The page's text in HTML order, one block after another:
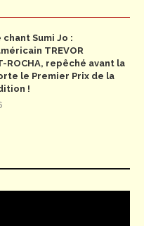
Sumi Jo :
TREVOR
ROCHA, repêché avant la
le Premier Prix de la
!